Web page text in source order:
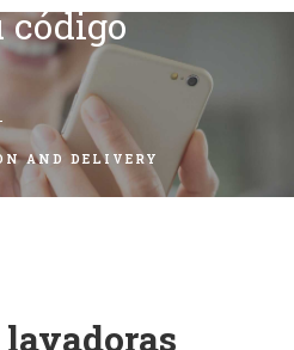
AND DELIVERY